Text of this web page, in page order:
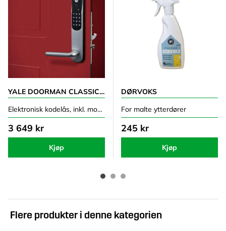
YALE DOORMAN CLASSIC HOME SØLV
Elektronisk kodelås, inkl. modul
3 649 kr
Kjøp
DØRVOKS
For malte ytterdører
245 kr
Kjøp
Flere produkter i denne kategorien